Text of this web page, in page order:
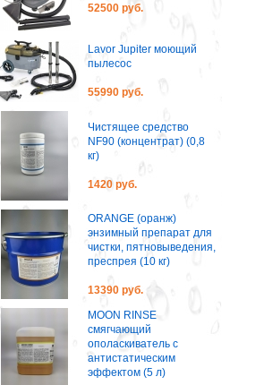
52500 руб.
Lavor Jupiter моющий
пылесос
55990 руб.
Чистящее средство
NF90 (концентрат) (0,8
кг)
1420 руб.
ORANGE (оранж)
энзимный препарат для
чистки, пятновыведения,
преспрея (10 кг)
13390 руб.
MOON RINSE
смягчающий
ополаскиватель с
антистатическим
эффектом (5 л)